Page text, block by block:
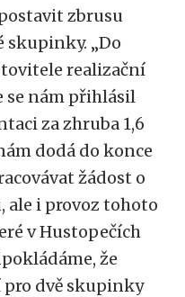
zbrusu
skupinky. „Do
realizační
se nám přihlásil
za zhruba 1,6
dodá do konce
žádost o
ale i provoz tohoto
v Hustopečích
že
pro dvě skupinky